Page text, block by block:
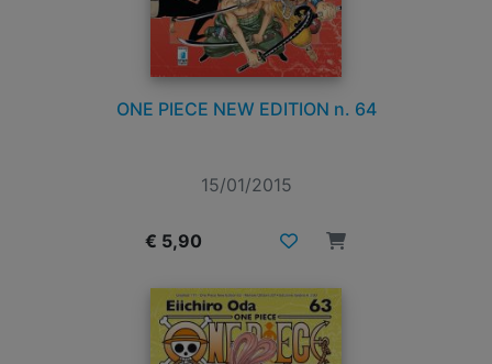
ONE PIECE NEW EDITION n. 64
15/01/2015
€ 5,90